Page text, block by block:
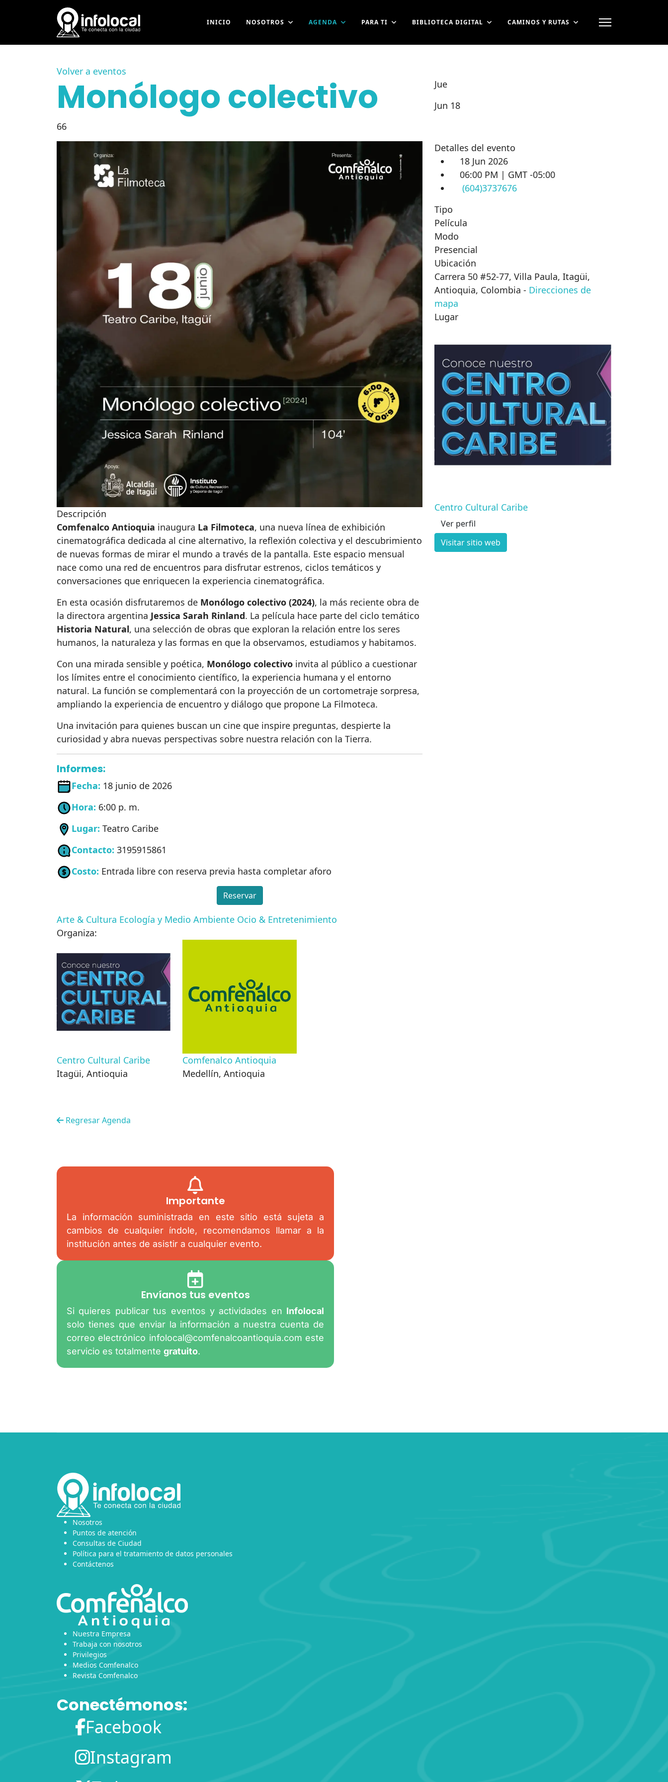
INICIO NOSOTROS AGENDA PARA TI BIBLIOTECA DIGITAL CAMINOS Y RUTAS
Volver a eventos
Monólogo colectivo
66
Jue
Jun 18
Descripción
Comfenalco Antioquia inaugura La Filmoteca, una nueva línea de exhibición
cinematográfica dedicada al cine alternativo, la reflexión colectiva y el descubrimiento
de nuevas formas de mirar el mundo a través de la pantalla. Este espacio mensual
nace como una red de encuentros para disfrutar estrenos, ciclos temáticos y
conversaciones que enriquecen la experiencia cinematográfica.
En esta ocasión disfrutaremos de Monólogo colectivo (2024), la más reciente obra de
la directora argentina Jessica Sarah Rinland. La película hace parte del ciclo temático
Historia Natural, una selección de obras que exploran la relación entre los seres
humanos, la naturaleza y las formas en que la observamos, estudiamos y habitamos.
Con una mirada sensible y poética, Monólogo colectivo invita al público a cuestionar
los límites entre el conocimiento científico, la experiencia humana y el entorno
natural. La función se complementará con la proyección de un cortometraje sorpresa,
ampliando la experiencia de encuentro y diálogo que propone La Filmoteca.
Una invitación para quienes buscan un cine que inspire preguntas, despierte la
curiosidad y abra nuevas perspectivas sobre nuestra relación con la Tierra.
Informes:
Fecha: 18 junio de 2026
Hora: 6:00 p. m.
Lugar: Teatro Caribe
Contacto: 3195915861
Costo: Entrada libre con reserva previa hasta completar aforo
Reservar
Arte & Cultura Ecología y Medio Ambiente Ocio & Entretenimiento
Organiza:
Centro Cultural Caribe
Itagüi, Antioquia
Comfenalco Antioquia
Medellín,Antioquia
Detalles del evento
18 Jun 2026
06:00 PM | GMT -05:00
(604)3737676
Tipo
Película
Modo
Presencial
Ubicación
Carrera 50 #52-77, Villa Paula, Itagüi,
Antioquia, Colombia - Direcciones de
mapa
Lugar
Centro Cultural Caribe
Ver perfil
Visitar sitio web
Regresar Agenda
Importante
La información suministrada en este sitio está sujeta a
cambios de cualquier índole, recomendamos llamar a la
institución antes de asistir a cualquier evento.
Envíanos tus eventos
Si quieres publicar tus eventos y actividades en Infolocal
solo tienes que enviar la información a nuestra cuenta de
correo electrónico infolocal@comfenalcoantioquia.com este
servicio es totalmente gratuito.
Nosotros
Puntos de atención
Consultas de Ciudad
Política para el tratamiento de datos personales
Contáctenos
Nuestra Empresa
Trabaja con nosotros
Privilegios
Medios Comfenalco
Revista Comfenalco
Conectémonos:
Facebook
Instagram